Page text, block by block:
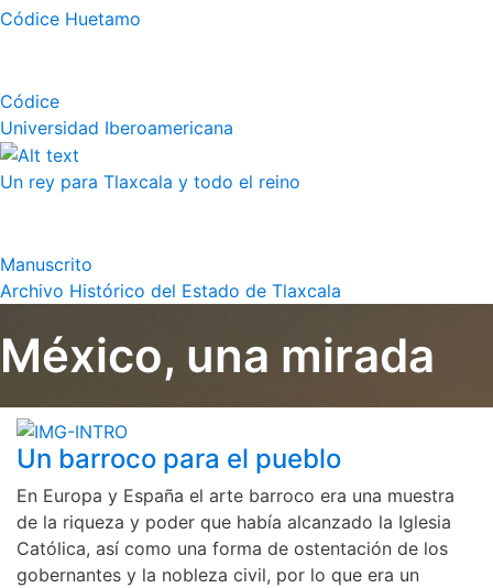
Códice Huetamo
Códice
Universidad Iberoamericana
Un rey para Tlaxcala y todo el reino
Manuscrito
Archivo Histórico del Estado de Tlaxcala
México, una mirada
Un barroco para el pueblo
En Europa y España el arte barroco era una muestra
de la riqueza y poder que había alcanzado la Iglesia
Católica, así como una forma de ostentación de los
gobernantes y la nobleza civil, por lo que era un